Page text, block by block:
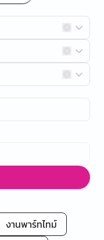
งานพาร์ทไทม์